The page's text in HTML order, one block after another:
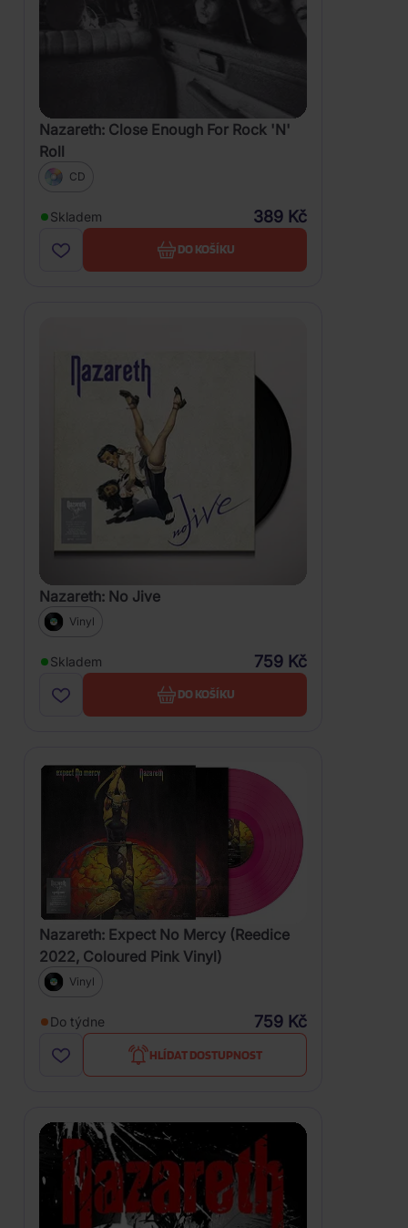
Nazareth: Close Enough For Rock 'N'
Roll
CD
Skladem 389 Kč
DO KOŠÍKU
Nazareth: No Jive
Vinyl
Skladem 759 Kč
DO KOŠÍKU
Nazareth: Expect No Mercy (Reedice
2022, Coloured Pink Vinyl)
Vinyl
Do týdne 759 Kč
HLÍDAT DOSTUPNOST